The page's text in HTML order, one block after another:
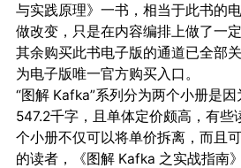
与实践原理》一书，相当于此书的
做改变，只是在内容编排上做了一
其余购买此书电子版的通道已全部
为电子版唯一官方购买入口。
“图解 Kafka”系列分为两个小册是
547.2千字，且单体定价颇高，有些
个小册不仅可以将单价拆离，而且
的读者，《图解 Kafka 之实战指南